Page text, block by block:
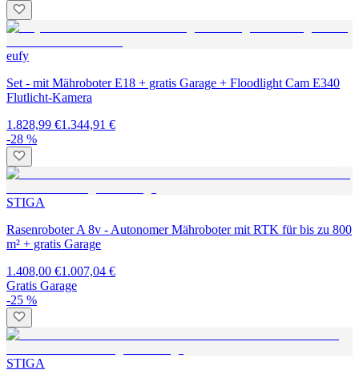
eufy
Set - mit Mähroboter E18 + gratis Garage + Floodlight Cam E340
Flutlicht-Kamera
1.828,99 €1.344,91 €
-28 %
STIGA
Rasenroboter A 8v - Autonomer Mähroboter mit RTK für bis zu 800
m² + gratis Garage
1.408,00 €1.007,04 €
Gratis Garage
-25 %
STIGA